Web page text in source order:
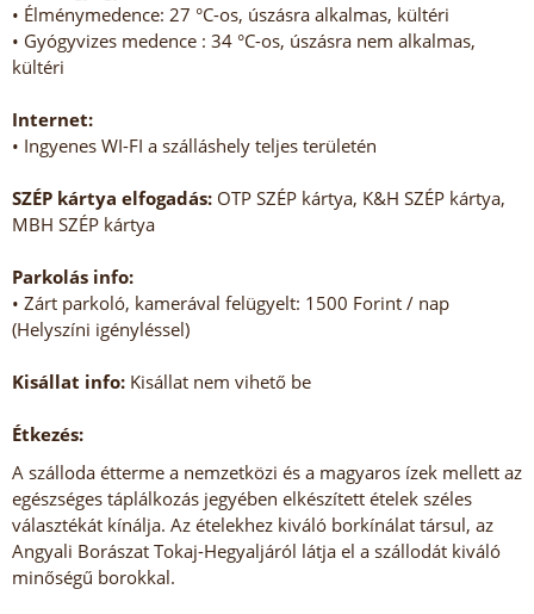
• Élménymedence: 27 °C-os, úszásra alkalmas, kültéri
• Gyógyvizes medence : 34 °C-os, úszásra nem alkalmas,
kültéri
Internet:
• Ingyenes WI-FI a szálláshely teljes területén
SZÉP kártya elfogadás: OTP SZÉP kártya, K&H SZÉP kártya,
MBH SZÉP kártya
Parkolás info:
• Zárt parkoló, kamerával felügyelt: 1500 Forint / nap
(Helyszíni igényléssel)
Kisállat info: Kisállat nem vihető be
Étkezés:
A szálloda étterme a nemzetközi és a magyaros ízek mellett az
egészséges táplálkozás jegyében elkészített ételek széles
választékát kínálja. Az ételekhez kiváló borkínálat társul, az
Angyali Borászat Tokaj-Hegyaljáról látja el a szállodát kiváló
minőségű borokkal.